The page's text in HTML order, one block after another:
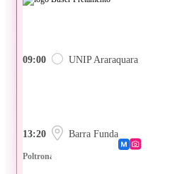
09:00 UNIP Araraquara
13:20 Barra Funda
Poltrona